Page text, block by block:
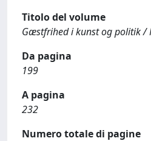
Titolo del volume
Gæstfrihed i kunst og politik /
Da pagina
199
A pagina
232
Numero totale di pagine